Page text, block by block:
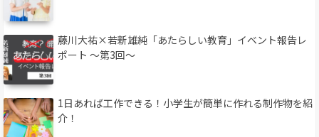
藤川大祐×若新雄純「あたらしい教育」イベント報告レ
ポート 〜第3回〜
1日あれば工作できる！小学生が簡単に作れる制作物を紹
介！